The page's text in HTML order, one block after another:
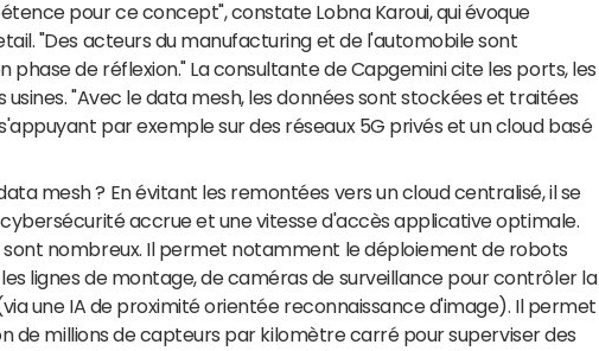
pour ce concept", constate Lobna Karoui, qui évoque
"Des acteurs du manufacturing et de l'automobile sont
phase de réflexion." La consultante de Capgemini cite les ports, les
"Avec le data mesh, les données sont stockées et traitées
par exemple sur des réseaux 5G privés et un cloud basé
mesh ? En évitant les remontées vers un cloud centralisé, il se
accrue et une vitesse d'accès applicative optimale.
sont nombreux. Il permet notamment le déploiement de robots
lignes de montage, de caméras de surveillance pour contrôler la
une IA de proximité orientée reconnaissance d'image). Il permet
de millions de capteurs par kilomètre carré pour superviser des